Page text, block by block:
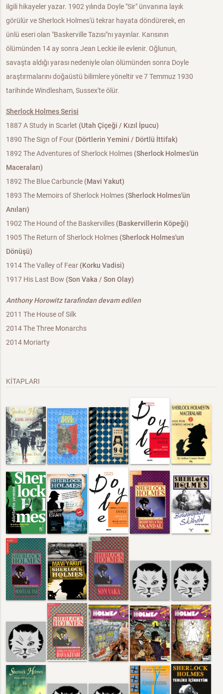
ilgili hikayeler yazar. 1902 yılında Doyle "Sir" ünvanına layık
görülür ve Sherlock Holmes'ü tekrar hayata döndürerek, en
ünlü eseri olan "Baskerville Tazısı"nı yayınlar. Karısının
ölümünden 14 ay sonra Jean Leckie ile evlenir. Oğlunun,
savaşta aldığı yarası nedeniyle olan ölümünden sonra Doyle
araştırmalarını doğaüstü bilimlere yöneltir ve 7 Temmuz 1930
tarihinde Windlesham, Sussex'te ölür.
Sherlock Holmes Serisi
1887 A Study in Scarlet (Utah Çiçeği / Kızıl İpucu)
1890 The Sign of Four (Dörtlerin Yemini / Dörtlü İttifak)
1892 The Adventures of Sherlock Holmes (Sherlock Holmes'ün
Maceraları)
1892 The Blue Carbuncle (Mavi Yakut)
1893 The Memoirs of Sherlock Holmes(Sherlock Holmes'ün
Anıları)
1902 The Hound of the Baskervilles (Baskervillerin Köpeği)
1905 The Return of Sherlock Holmes (Sherlock Holmes'un
Dönüşü)
1914 The Valley of Fear (Korku Vadisi)
1917 His Last Bow (Son Vaka / Son Olay)
Anthony Horowitz tarafindan devam edilen
2011 The House of Silk
2014 The Three Monarchs
2014 Moriarty
KİTAPLARI